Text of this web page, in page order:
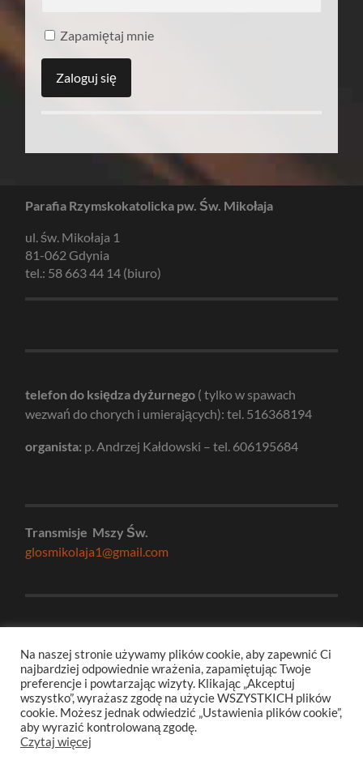
Zapamiętaj mnie
Parafia Rzymskokatolicka pw. Św. Mikołaja
ul. św. Mikołaja 1
81-062 Gdynia
tel.: 58 663 44 14 (biuro)
telefon do księdza dyżurnego ( tylko w spawach
wezwań do chorych i umierających): tel. 516368194
organista: p. Andrzej Kałdowski – tel. 606195684
Transmisje Mszy Św.
glosmikolaja1@gmail.com
numer konta parafialnego:
Bank Pekao
08 1240 5354 1111 0010 9124 3039
Na naszej stronie używamy plików cookie, aby zapewnić Ci
najbardziej odpowiednie wrażenia, zapamiętując Twoje
preferencje i powtarzając wizyty. Klikając „Akceptuj
wszystko”, wyrażasz zgodę na użycie WSZYSTKICH plików
cookie. Możesz jednak odwiedzić „Ustawienia plików cookie”,
aby wyrazić kontrolowaną zgodę.
Czytaj więcej